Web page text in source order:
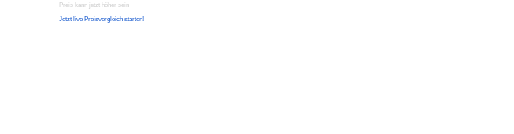
Preis kann jetzt höher sein
Jetzt live Preisvergleich starten!